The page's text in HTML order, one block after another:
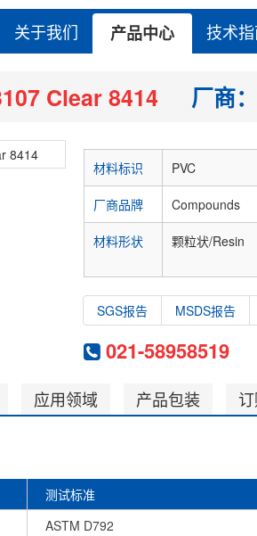
关于我们 产品中心 技术
Clear 8414 厂商：
材料标识 PVC
厂商品牌 Compounds
材料形状 颗粒状/Resin
SGS报告 MSDS报告
021-58958519
应用领域 产品包装
测试标准
ASTM D792